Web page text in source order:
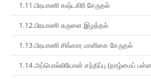
1.11.பிரயாணி கஷ்டகிரி சேருதல்
1.12.பிரயாணி சுருளை இழத்தல்
1.13.பிரயாணி சிங்கார மாளிகை சேருதல்
1.14.அப்பொல்லியோன் சந்திப்பு (தாழ்மைப்